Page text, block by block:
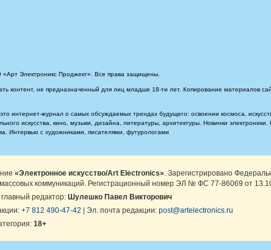
Электроникс Проджект». Все права защищены.
контент, не предназначенный для лиц младше 18-ти лет. Копирование материалов
интернет-журнал о самых обсуждаемых трендах будущего: освоении космоса,
искусства, кино, музыки, дизайна, литературы, архитектуры. Новинки
Интервью с художниками, писателями, футурологами
«Электронное искусство/Art Electronics» . Зарегистрировано
коммуникаций. Регистрационный номер ЭЛ № ФС 77-86069 от
редактор: Шулешко Павел Викторович
+7 812 490-47-42 | Эл. почта редакции: post@artelectronics.ru
18+